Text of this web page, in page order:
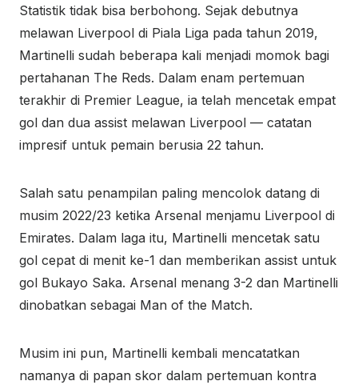
Statistik tidak bisa berbohong. Sejak debutnya
melawan Liverpool di Piala Liga pada tahun 2019,
Martinelli sudah beberapa kali menjadi momok bagi
pertahanan The Reds. Dalam enam pertemuan
terakhir di Premier League, ia telah mencetak empat
gol dan dua assist melawan Liverpool — catatan
impresif untuk pemain berusia 22 tahun.
Salah satu penampilan paling mencolok datang di
musim 2022/23 ketika Arsenal menjamu Liverpool di
Emirates. Dalam laga itu, Martinelli mencetak satu
gol cepat di menit ke-1 dan memberikan assist untuk
gol Bukayo Saka. Arsenal menang 3-2 dan Martinelli
dinobatkan sebagai Man of the Match.
Musim ini pun, Martinelli kembali mencatatkan
namanya di papan skor dalam pertemuan kontra